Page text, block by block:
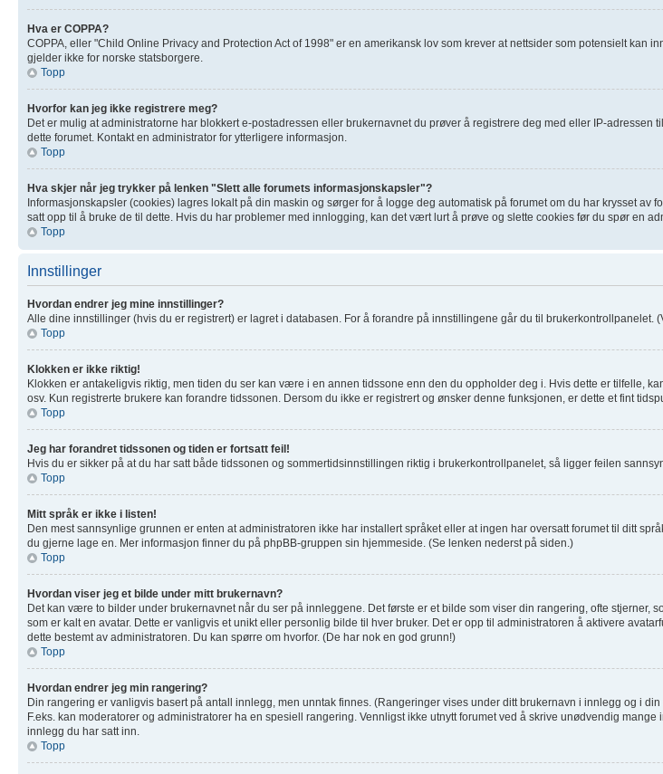
Hva er COPPA?
COPPA, eller "Child Online Privacy and Protection Act of 1998" er en amerikansk lov som krever at nettsider som potensielt
gjelder ikke for norske statsborgere.
Topp
Hvorfor kan jeg ikke registrere meg?
Det er mulig at administratorne har blokkert e-postadressen eller brukernavnet du prøver å registrere deg med eller IP-
dette forumet. Kontakt en administrator for ytterligere informasjon.
Topp
Hva skjer når jeg trykker på lenken "Slett alle forumets informasjonskapsler"?
Informasjonskapsler (cookies) lagres lokalt på din maskin og sørger for å logge deg automatisk på forumet om du har krysset
satt opp til å bruke de til dette. Hvis du har problemer med innlogging, kan det vært lurt å prøve og slette cookies før du spør en
Topp
Innstillinger
Hvordan endrer jeg mine innstillinger?
Alle dine innstillinger (hvis du er registrert) er lagret i databasen. For å forandre på innstillingene går du til
Topp
Klokken er ikke riktig!
Klokken er antakeligvis riktig, men tiden du ser kan være i en annen tidssone enn den du oppholder deg i. Hvis dette er tilfelle,
osv. Kun registrerte brukere kan forandre tidssonen. Dersom du ikke er registrert og ønsker denne funksjonen, er dette et fint
Topp
Jeg har forandret tidssonen og tiden er fortsatt feil!
Hvis du er sikker på at du har satt både tidssonen og sommertidsinnstillingen riktig i brukerkontrollpanelet, så ligger feilen
Topp
Mitt språk er ikke i listen!
Den mest sannsynlige grunnen er enten at administratoren ikke har installert språket eller at ingen har oversatt forumet til ditt
du gjerne lage en. Mer informasjon finner du på phpBB-gruppen sin hjemmeside. (Se lenken nederst på siden.)
Topp
Hvordan viser jeg et bilde under mitt brukernavn?
Det kan være to bilder under brukernavnet når du ser på innleggene. Det første er et bilde som viser din rangering, ofte
som er kalt en avatar. Dette er vanligvis et unikt eller personlig bilde til hver bruker. Det er opp til administratoren å aktivere
dette bestemt av administratoren. Du kan spørre om hvorfor. (De har nok en god grunn!)
Topp
Hvordan endrer jeg min rangering?
Din rangering er vanligvis basert på antall innlegg, men unntak finnes. (Rangeringer vises under ditt brukernavn i innlegg og i
F.eks. kan moderatorer og administratorer ha en spesiell rangering. Vennligst ikke utnytt forumet ved å skrive unødvendig
innlegg du har satt inn.
Topp